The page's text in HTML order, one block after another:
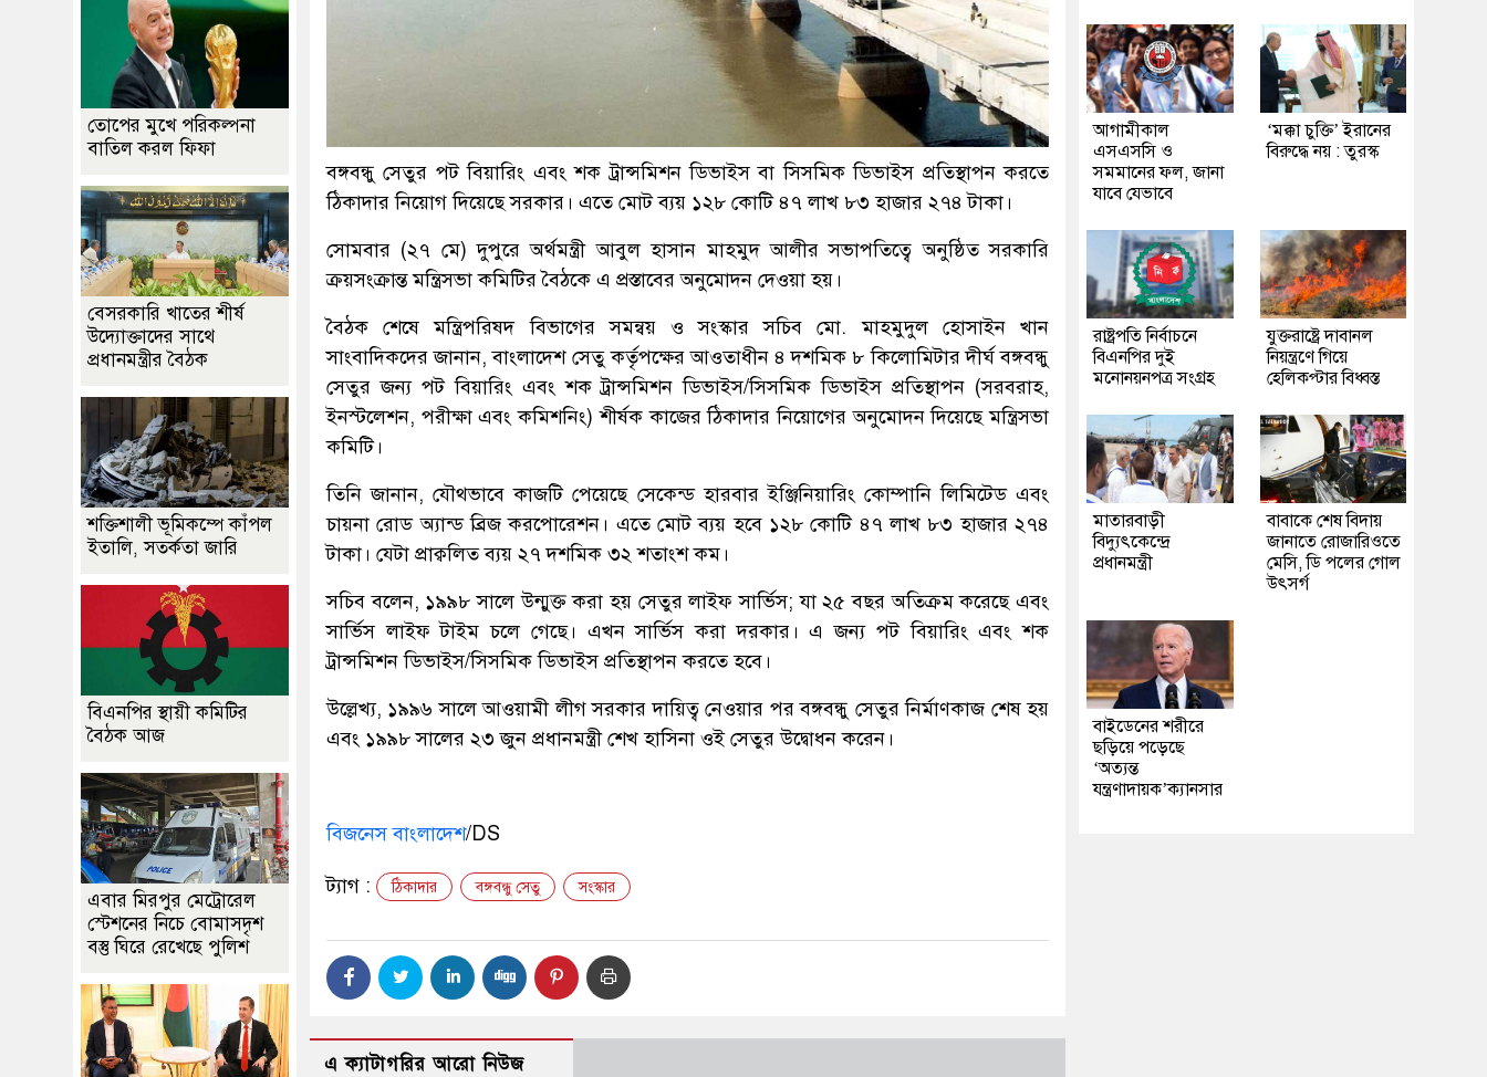
বঙ্গবন্ধু সেতুর পট বিয়ারিং এবং শক ট্রান্সমিশন ডিভাইস বা সিসমিক ডিভাইস প্রতিস্থাপন করতে
ঠিকাদার নিয়োগ দিয়েছে সরকার। এতে মোট ব্যয় ১২৮ কোটি ৪৭ লাখ ৮৩ হাজার ২৭৪ টাকা।
সোমবার (২৭ মে) দুপুরে অর্থমন্ত্রী আবুল হাসান মাহমুদ আলীর সভাপতিত্বে অনুষ্ঠিত সরকারি
ক্রয়সংক্রান্ত মন্ত্রিসভা কমিটির বৈঠকে এ প্রস্তাবের অনুমোদন দেওয়া হয়।
বৈঠক শেষে মন্ত্রিপরিষদ বিভাগের সমন্বয় ও সংস্কার সচিব মো. মাহমুদুল হোসাইন খান
সাংবাদিকদের জানান, বাংলাদেশ সেতু কর্তৃপক্ষের আওতাধীন ৪ দশমিক ৮ কিলোমিটার দীর্ঘ বঙ্গবন্ধু
সেতুর জন্য পট বিয়ারিং এবং শক ট্রান্সমিশন ডিভাইস/সিসমিক ডিভাইস প্রতিস্থাপন (সরবরাহ,
ইনস্টলেশন, পরীক্ষা এবং কমিশনিং) শীর্ষক কাজের ঠিকাদার নিয়োগের অনুমোদন দিয়েছে মন্ত্রিসভা
কমিটি।
তিনি জানান, যৌথভাবে কাজটি পেয়েছে সেকেন্ড হারবার ইঞ্জিনিয়ারিং কোম্পানি লিমিটেড এবং
চায়না রোড অ্যান্ড ব্রিজ করপোরেশন। এতে মোট ব্যয় হবে ১২৮ কোটি ৪৭ লাখ ৮৩ হাজার ২৭৪
টাকা। যেটা প্রাক্বলিত ব্যয় ২৭ দশমিক ৩২ শতাংশ কম।
সচিব বলেন, ১৯৯৮ সালে উন্মুক্ত করা হয় সেতুর লাইফ সার্ভিস; যা ২৫ বছর অতিক্রম করেছে এবং
সার্ভিস লাইফ টাইম চলে গেছে। এখন সার্ভিস করা দরকার। এ জন্য পট বিয়ারিং এবং শক
ট্রান্সমিশন ডিভাইস/সিসমিক ডিভাইস প্রতিস্থাপন করতে হবে।
উল্লেখ্য, ১৯৯৬ সালে আওয়ামী লীগ সরকার দায়িত্ব নেওয়ার পর বঙ্গবন্ধু সেতুর নির্মাণকাজ শেষ হয়
এবং ১৯৯৮ সালের ২৩ জুন প্রধানমন্ত্রী শেখ হাসিনা ওই সেতুর উদ্বোধন করেন।
বিজনেস বাংলাদেশ/DS
ট্যাগ : ঠিকাদার বঙ্গবন্ধু সেতু সংস্কার
এ ক্যাটাগরির আরো নিউজ
তোপের মুখে পরিকল্পনা
বাতিল করল ফিফা
বেসরকারি খাতের শীর্ষ
উদ্যোক্তাদের সাথে
প্রধানমন্ত্রীর বৈঠক
শক্তিশালী ভূমিকম্পে কাঁপল
ইতালি, সতর্কতা জারি
বিএনপির স্থায়ী কমিটির
বৈঠক আজ
এবার মিরপুর মেট্রোরেল
স্টেশনের নিচে বোমাসদৃশ
বস্তু ঘিরে রেখেছে পুলিশ
আগামীকাল
এসএসসি ও
সমমানের ফল, জানা
যাবে যেভাবে
‘মক্কা চুক্তি’ ইরানের
বিরুদ্ধে নয় : তুরস্ক
রাষ্ট্রপতি নির্বাচনে
বিএনপির দুই
মনোনয়নপত্র সংগ্রহ
যুক্তরাষ্ট্রে দাবানল
নিয়ন্ত্রণে গিয়ে
হেলিকপ্টার বিধ্বস্ত
মাতারবাড়ী
বিদ্যুৎকেন্দ্রে
প্রধানমন্ত্রী
বাবাকে শেষ বিদায়
জানাতে রোজারিওতে
মেসি, ডি পলের গোল
উৎসর্গ
বাইডেনের শরীরে
ছড়িয়ে পড়েছে
‘অত্যন্ত
যন্ত্রণাদায়ক’ক্যানসার